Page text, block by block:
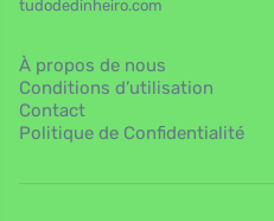
tudodedinheiro.com
À propos de nous
Conditions d’utilisation
Contact
Politique de Confidentialité